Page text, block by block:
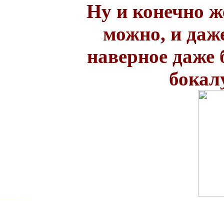
Ну и конечно
можно, и
наверное